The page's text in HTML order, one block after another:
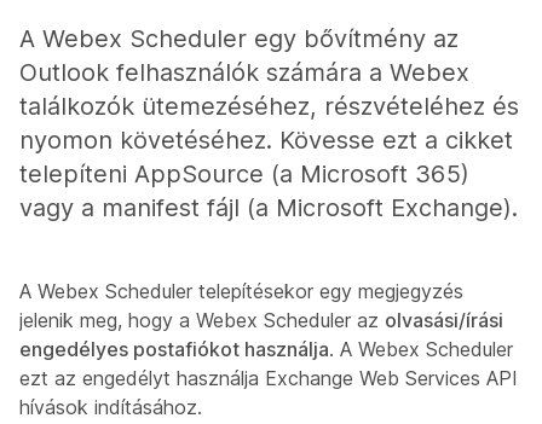
A Webex Scheduler egy bővítmény az
Outlook felhasználók számára a Webex
találkozók ütemezéséhez, részvételéhez és
nyomon követéséhez. Kövesse ezt a cikket
telepíteni AppSource (a Microsoft 365)
vagy a manifest fájl (a Microsoft Exchange).
A Webex Scheduler telepítésekor egy megjegyzés
jelenik meg, hogy a Webex Scheduler az olvasási/írási
engedélyes postafiókot használja. A Webex Scheduler
ezt az engedélyt használja Exchange Web Services API
hívások indításához.